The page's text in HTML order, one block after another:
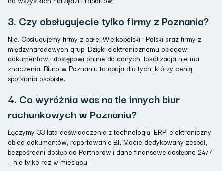
3. Czy obsługujecie tylko firmy z Poznania?
Nie. Obsługujemy firmy z całej Wielkopolski i Polski oraz firmy z
międzynarodowych grup. Dzięki elektronicznemu obiegowi
dokumentów i dostępowi online do danych, lokalizacja nie ma
znaczenia. Biuro w Poznaniu to opcja dla tych, którzy cenią
spotkania osobiste.
4. Co wyróżnia was na tle innych biur
rachunkowych w Poznaniu?
Łączymy 33 lata doświadczenia z technologią: ERP, elektroniczny
obieg dokumentów, raportowanie BI. Macie dedykowany zespół,
bezpośredni dostęp do Partnerów i dane finansowe dostępne 24/7
– nie tylko raz w miesiącu.